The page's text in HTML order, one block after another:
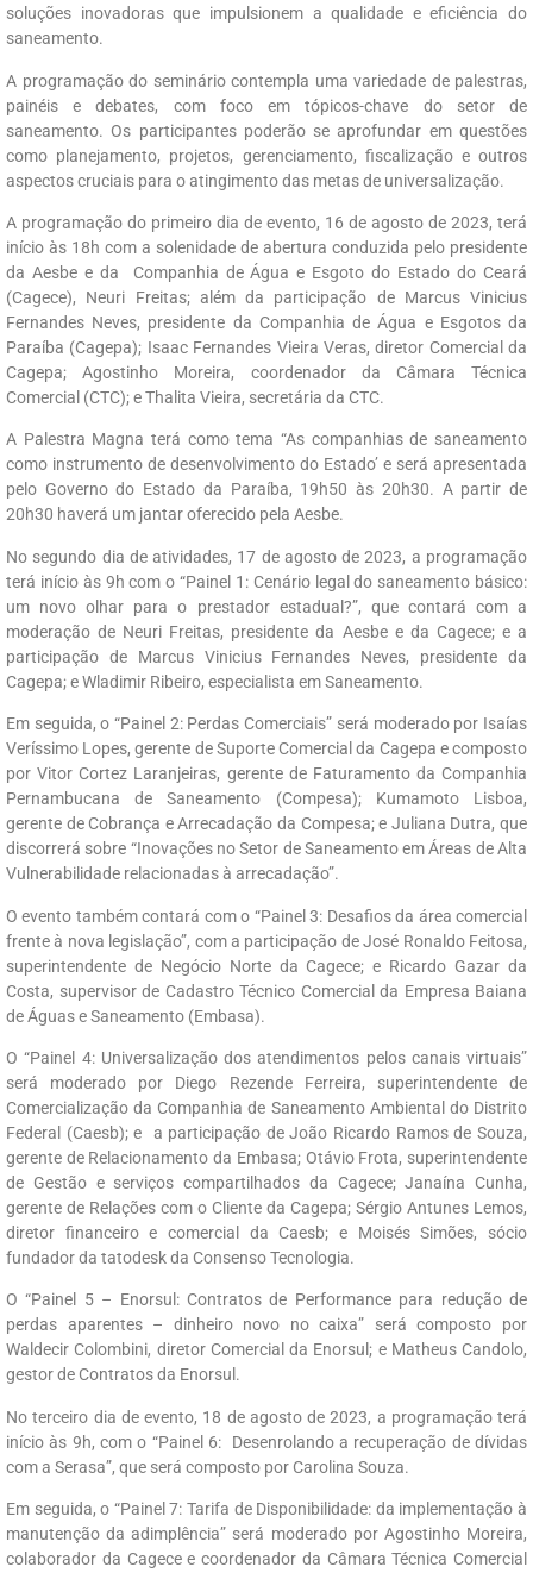
soluções inovadoras que impulsionem a qualidade e eficiência do
saneamento.
A programação do seminário contempla uma variedade de palestras,
painéis e debates, com foco em tópicos-chave do setor de
saneamento. Os participantes poderão se aprofundar em questões
como planejamento, projetos, gerenciamento, fiscalização e outros
aspectos cruciais para o atingimento das metas de universalização.
A programação do primeiro dia de evento, 16 de agosto de 2023, terá
início às 18h com a solenidade de abertura conduzida pelo presidente
da Aesbe e da Companhia de Água e Esgoto do Estado do Ceará
(Cagece), Neuri Freitas; além da participação de Marcus Vinicius
Fernandes Neves, presidente da Companhia de Água e Esgotos da
Paraíba (Cagepa); Isaac Fernandes Vieira Veras, diretor Comercial da
Cagepa; Agostinho Moreira, coordenador da Câmara Técnica
Comercial (CTC); e Thalita Vieira, secretária da CTC.
A Palestra Magna terá como tema “As companhias de saneamento
como instrumento de desenvolvimento do Estado’ e será apresentada
pelo Governo do Estado da Paraíba, 19h50 às 20h30. A partir de
20h30 haverá um jantar oferecido pela Aesbe.
No segundo dia de atividades, 17 de agosto de 2023, a programação
terá início às 9h com o “Painel 1: Cenário legal do saneamento básico:
um novo olhar para o prestador estadual?”, que contará com a
moderação de Neuri Freitas, presidente da Aesbe e da Cagece; e a
participação de Marcus Vinicius Fernandes Neves, presidente da
Cagepa; e Wladimir Ribeiro, especialista em Saneamento.
Em seguida, o “Painel 2: Perdas Comerciais” será moderado por Isaías
Veríssimo Lopes, gerente de Suporte Comercial da Cagepa e composto
por Vitor Cortez Laranjeiras, gerente de Faturamento da Companhia
Pernambucana de Saneamento (Compesa); Kumamoto Lisboa,
gerente de Cobrança e Arrecadação da Compesa; e Juliana Dutra, que
discorrerá sobre “Inovações no Setor de Saneamento em Áreas de Alta
Vulnerabilidade relacionadas à arrecadação”.
O evento também contará com o “Painel 3: Desafios da área comercial
frente à nova legislação”, com a participação de José Ronaldo Feitosa,
superintendente de Negócio Norte da Cagece; e Ricardo Gazar da
Costa, supervisor de Cadastro Técnico Comercial da Empresa Baiana
de Águas e Saneamento (Embasa).
O “Painel 4: Universalização dos atendimentos pelos canais virtuais”
será moderado por Diego Rezende Ferreira, superintendente de
Comercialização da Companhia de Saneamento Ambiental do Distrito
Federal (Caesb); e a participação de João Ricardo Ramos de Souza,
gerente de Relacionamento da Embasa; Otávio Frota, superintendente
de Gestão e serviços compartilhados da Cagece; Janaína Cunha,
gerente de Relações com o Cliente da Cagepa; Sérgio Antunes Lemos,
diretor financeiro e comercial da Caesb; e Moisés Simões, sócio
fundador da tatodesk da Consenso Tecnologia.
O “Painel 5 – Enorsul: Contratos de Performance para redução de
perdas aparentes – dinheiro novo no caixa” será composto por
Waldecir Colombini, diretor Comercial da Enorsul; e Matheus Candolo,
gestor de Contratos da Enorsul.
No terceiro dia de evento, 18 de agosto de 2023, a programação terá
início às 9h, com o “Painel 6: Desenrolando a recuperação de dívidas
com a Serasa”, que será composto por Carolina Souza.
Em seguida, o “Painel 7: Tarifa de Disponibilidade: da implementação à
manutenção da adimplência” será moderado por Agostinho Moreira,
colaborador da Cagece e coordenador da Câmara Técnica Comercial